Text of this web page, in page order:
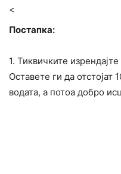
<
Постапка:
1. Тиквичките
Оставете ги да отстојат
водата, а потоа добро